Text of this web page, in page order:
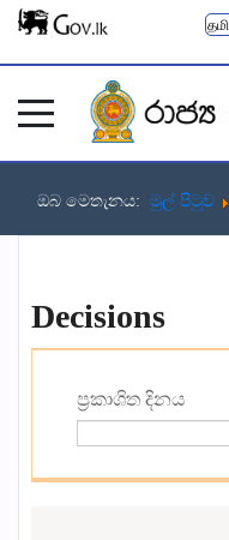
ඔබ මෙතැනය: මුල් පිටුව
Decisions
ප්‍රකාශිත දිනය